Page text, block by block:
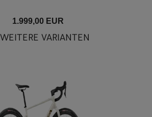
1.999,00 EUR
WEITERE VARIANTEN